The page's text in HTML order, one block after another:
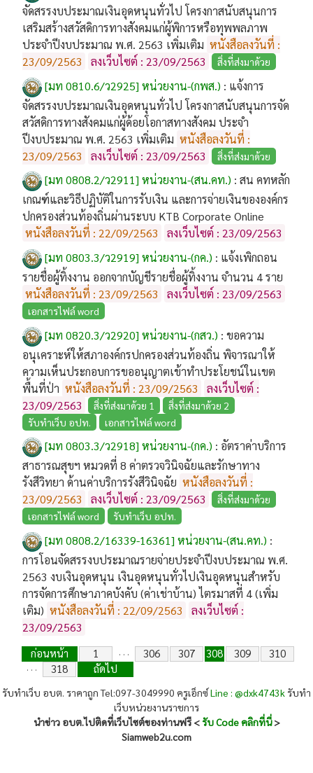
จัดสรรงบประมาณเงินอุดหนุนทั่วไป โครงกาสนับสนุนการ
เสริมสร้างสวัสดิการทางสังคมแก่ผู้พิการหรือทุพพลภาพ
ประจำปีงบประมาณ พ.ศ. 2563 เพิ่มเติม หนังสือลงวันที่ :
23/09/2563
ลงเว็บไซต์ : 23/09/2563 สิ่งที่ส่งมาด้วย
[มท 0810.6/ว2925] หน่วยงาน-(กพส.) : แจ้งการ
จัดสรรงบประมาณเงินอุดหนุนทั่วไป โครงกาสนับสนุนการจัด
สวัสดิการทางสังคมแก่ผู้ด้อยโอกาสทางสังคม ประจำ
ปีงบประมาณ พ.ศ. 2563 เพิ่มเติม หนังสือลงวันที่ :
23/09/2563
ลงเว็บไซต์ : 23/09/2563 สิ่งที่ส่งมาด้วย
[มท 0808.2/ว2911] หน่วยงาน-(สน.คท.) : สน คทหลัก
เกณฑ์และวิธีปฏิบัติในการรับเงิน และการจ่ายเงินขององค์กร
ปกครองส่วนท้องถิ่นผ่านระบบ KTB Corporate Online
หนังสือลงวันที่ : 22/09/2563
ลงเว็บไซต์ : 23/09/2563
[มท 0803.3/ว2919] หน่วยงาน-(กค.) : แจ้งเพิกถอน
รายชื่อผู้ทิ้งงาน ออกจากบัญชีรายชื่อผู้ทิ้งงาน จำนวน 4 ราย
หนังสือลงวันที่ : 23/09/2563
ลงเว็บไซต์ : 23/09/2563
เอกสารไฟล์ word
[มท 0820.3/ว2920] หน่วยงาน-(กสว.) : ขอความ
อนุเคราะห์ให้สภาองค์กรปกครองส่วนท้องถิ่น พิจารณาให้
ความเห็นประกอบการขออนุญาตเข้าทำประโยชน์ในเขต
พื้นที่ป่า หนังสือลงวันที่ : 23/09/2563
ลงเว็บไซต์ :
23/09/2563
สิ่งที่ส่งมาด้วย 1
สิ่งที่ส่งมาด้วย 2
รับทำเว็บ อปท.
เอกสารไฟล์ word
[มท 0803.3/ว2918] หน่วยงาน-(กค.) : อัตราค่าบริการ
สาธารณสุขฯ หมวดที่ 8 ค่าตรวจวินิจฉัยและรักษาทาง
รังสีวิทยา ด้านค่าบริการรังสีวินิจฉัย หนังสือลงวันที่ :
23/09/2563
ลงเว็บไซต์ : 23/09/2563
สิ่งที่ส่งมาด้วย
เอกสารไฟล์ word
รับทำเว็บ อปท.
[มท 0808.2/16339-16361] หน่วยงาน-(สน.คท.) :
การโอนจัดสรรงบประมาณรายจ่ายประจำปีงบประมาณ พ.ศ.
2563 งบเงินอุดหนุน เงินอุดหนุนทั่วไปเงินอุดหนุนสำหรับ
การจัดการศึกษาภาคบังคับ (ค่าเช่าบ้าน) ไตรมาสที่ 4 (เพิ่ม
เติม) หนังสือลงวันที่ : 22/09/2563
ลงเว็บไซต์ :
23/09/2563
ก่อนหน้า 1 . . . 306 307 308 309 310
. . . 318 ถัดไป
รับทำเว็บ อบต. ราคาถูก Tel:097-3049990 ครูเอ็กซ์Line : @dxk4743k รับทำ
เว็บหน่วยงานราชการ
นำข่าว อบต.ไปติดที่เว็บไซต์ของท่านฟรี <รับ Code คลิกที่นี่>
Siamweb2u.com